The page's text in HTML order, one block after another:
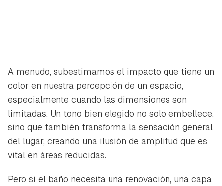
A menudo, subestimamos el impacto que tiene un
color en nuestra percepción de un espacio,
especialmente cuando las dimensiones son
limitadas. Un tono bien elegido no solo embellece,
sino que también transforma la sensación general
del lugar, creando una ilusión de amplitud que es
vital en áreas reducidas.
Pero si el baño necesita una renovación, una capa